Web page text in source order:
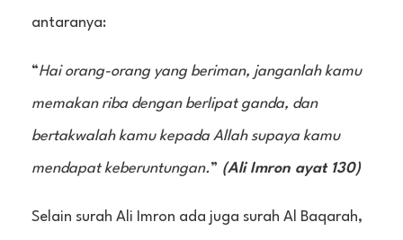
antaranya:
“Hai orang-orang yang beriman, janganlah kamu
memakan riba dengan berlipat ganda, dan
bertakwalah kamu kepada Allah supaya kamu
mendapat keberuntungan.” (Ali Imron ayat 130)
Selain surah Ali Imron ada juga surah Al Baqarah,